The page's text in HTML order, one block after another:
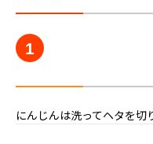
1
にんじんは洗ってヘタを切